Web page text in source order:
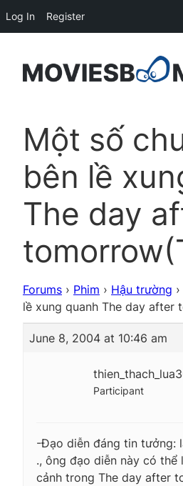
Một số
bên lề
The day
Forums › Phim › Hậu trường ›
lề xung quanh The day after
June 8, 2004 at 10:46 am
Participant
-Đạo diễn đáng tin
., ông đạo diễn này có thể
cảnh trong The day after
Log In Register